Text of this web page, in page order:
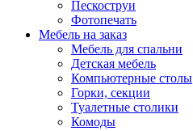
Пескоструи
Фотопечать
Мебель на заказ
Мебель для спальни
Детская мебель
Компьютерные столы
Горки, секции
Туалетные столики
Комоды